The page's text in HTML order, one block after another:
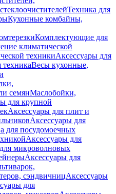
Техника для
Кухонные комбайны,
Комплектующие для
климатической
техникиАксессуары для
Весы кухонные,
семянМаслобойки,
для крупной
Аксессуары для плит и
Аксессуары для
для посудомоечных
Аксессуары для
микроволновых
Аксессуары для
сэндвичницАксессуары
для